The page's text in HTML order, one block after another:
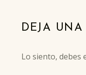
DEJA UNA
Lo siento, debes